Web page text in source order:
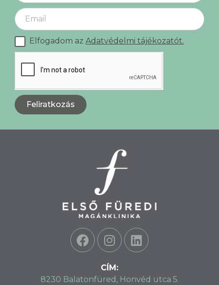
Elfogadom az Adatvédelmi tájékozatót.
Feliratkozás
CÍM:
8230 Balatonfüred, Honvéd utca 5.